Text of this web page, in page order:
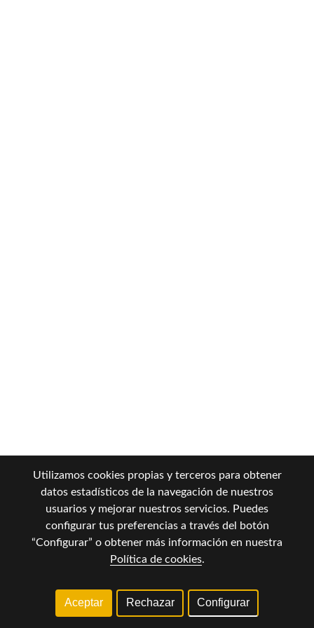
Utilizamos cookies propias y terceros para obtener
datos estadísticos de la navegación de nuestros
usuarios y mejorar nuestros servicios. Puedes
configurar tus preferencias a través del botón
“Configurar” o obtener más información en nuestra
Política de cookies.
Aceptar Rechazar Configurar